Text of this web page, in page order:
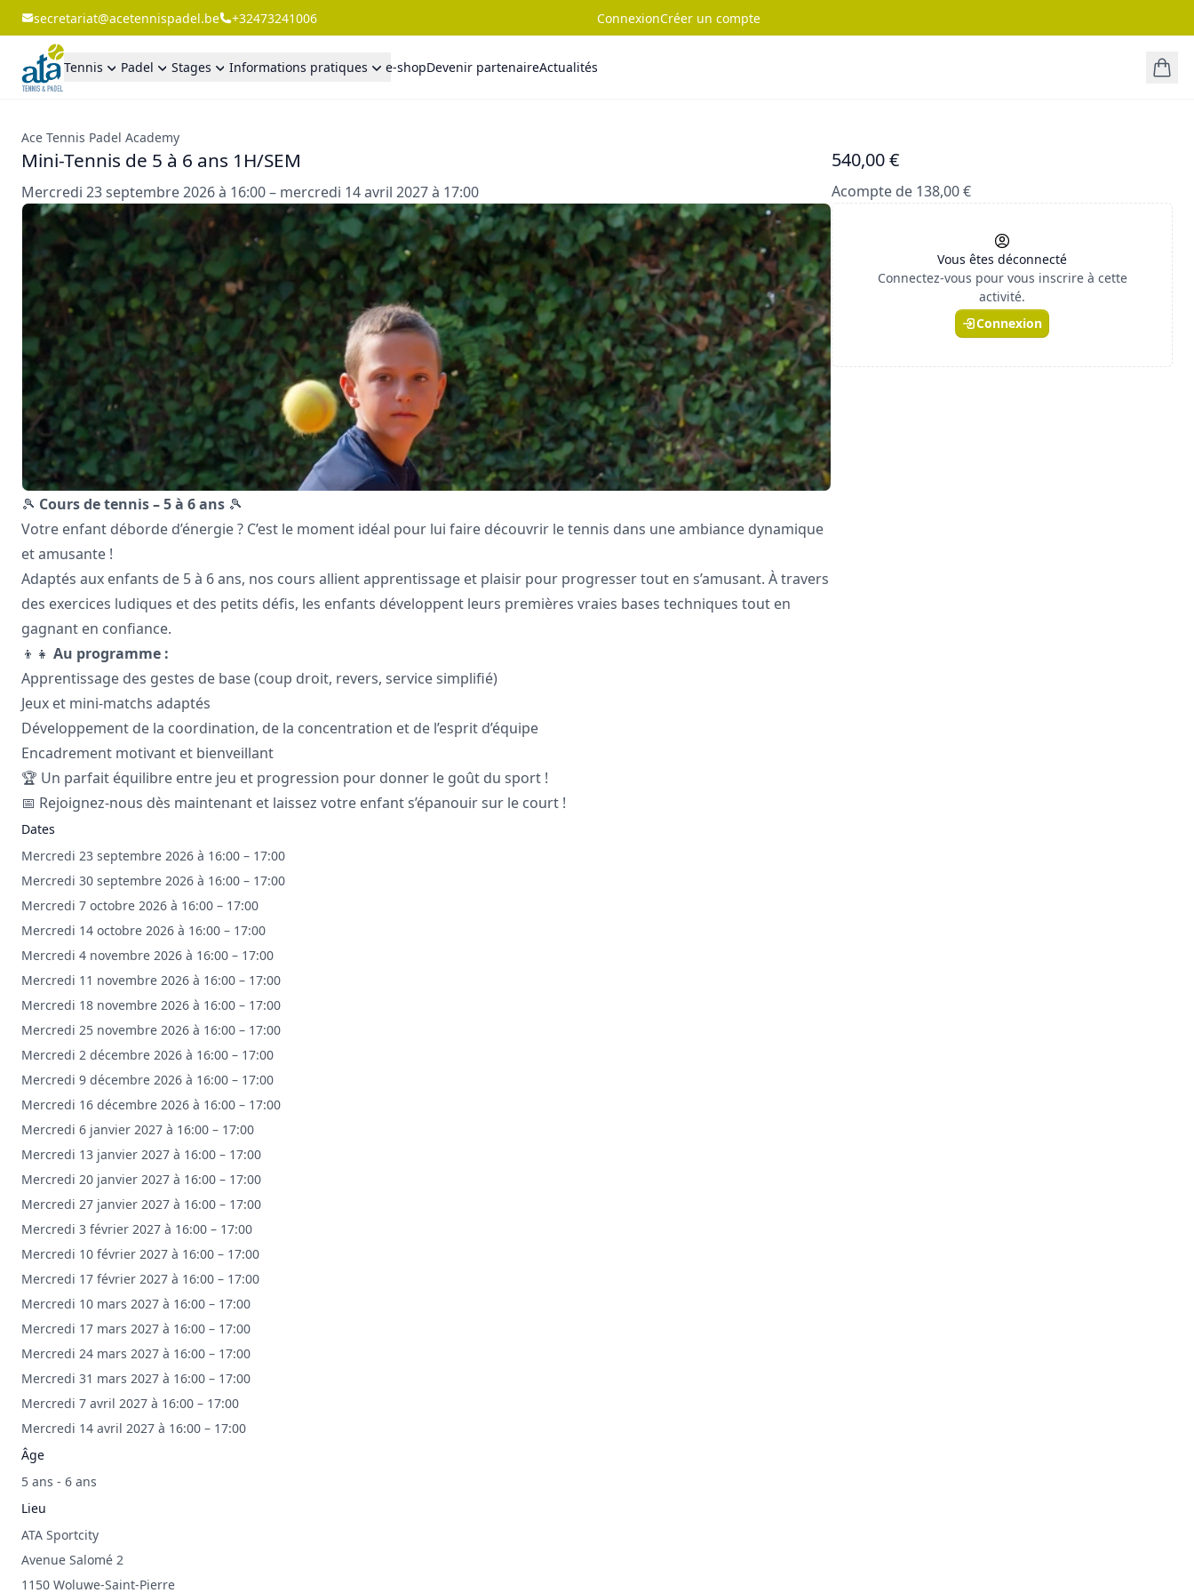
secretariat@acetennispadel.be +32473241006 ConnexionCréer un compte
Tennis Padel Stages Informations pratiques e-shopDevenir partenaireActualités
Ace Tennis Padel Academy
Mini-Tennis de 5 à 6 ans 1H/SEM
Mercredi 23 septembre 2026 à 16:00 – mercredi 14 avril 2027 à 17:00
540,00 €
Acompte de 138,00 €
🎾 Cours de tennis – 5 à 6 ans 🎾
Votre enfant déborde d’énergie ? C’est le moment idéal pour lui faire découvrir le tennis dans une ambiance dynamique
et amusante !
Adaptés aux enfants de 5 à 6 ans, nos cours allient apprentissage et plaisir pour progresser tout en s’amusant. À travers
des exercices ludiques et des petits défis, les enfants développent leurs premières vraies bases techniques tout en
gagnant en confiance.
👦👧 Au programme :
Apprentissage des gestes de base (coup droit, revers, service simplifié)
Jeux et mini-matchs adaptés
Développement de la coordination, de la concentration et de l’esprit d’équipe
Encadrement motivant et bienveillant
🏆 Un parfait équilibre entre jeu et progression pour donner le goût du sport !
📅 Rejoignez-nous dès maintenant et laissez votre enfant s’épanouir sur le court !
Dates
Mercredi 23 septembre 2026 à 16:00 – 17:00
Mercredi 30 septembre 2026 à 16:00 – 17:00
Mercredi 7 octobre 2026 à 16:00 – 17:00
Mercredi 14 octobre 2026 à 16:00 – 17:00
Mercredi 4 novembre 2026 à 16:00 – 17:00
Mercredi 11 novembre 2026 à 16:00 – 17:00
Mercredi 18 novembre 2026 à 16:00 – 17:00
Mercredi 25 novembre 2026 à 16:00 – 17:00
Mercredi 2 décembre 2026 à 16:00 – 17:00
Mercredi 9 décembre 2026 à 16:00 – 17:00
Mercredi 16 décembre 2026 à 16:00 – 17:00
Mercredi 6 janvier 2027 à 16:00 – 17:00
Mercredi 13 janvier 2027 à 16:00 – 17:00
Mercredi 20 janvier 2027 à 16:00 – 17:00
Mercredi 27 janvier 2027 à 16:00 – 17:00
Mercredi 3 février 2027 à 16:00 – 17:00
Mercredi 10 février 2027 à 16:00 – 17:00
Mercredi 17 février 2027 à 16:00 – 17:00
Mercredi 10 mars 2027 à 16:00 – 17:00
Mercredi 17 mars 2027 à 16:00 – 17:00
Mercredi 24 mars 2027 à 16:00 – 17:00
Mercredi 31 mars 2027 à 16:00 – 17:00
Mercredi 7 avril 2027 à 16:00 – 17:00
Mercredi 14 avril 2027 à 16:00 – 17:00
Âge
5 ans - 6 ans
Lieu
ATA Sportcity
Avenue Salomé 2
1150 Woluwe-Saint-Pierre
Vous êtes déconnecté
Connectez-vous pour vous inscrire à cette
activité.
Connexion